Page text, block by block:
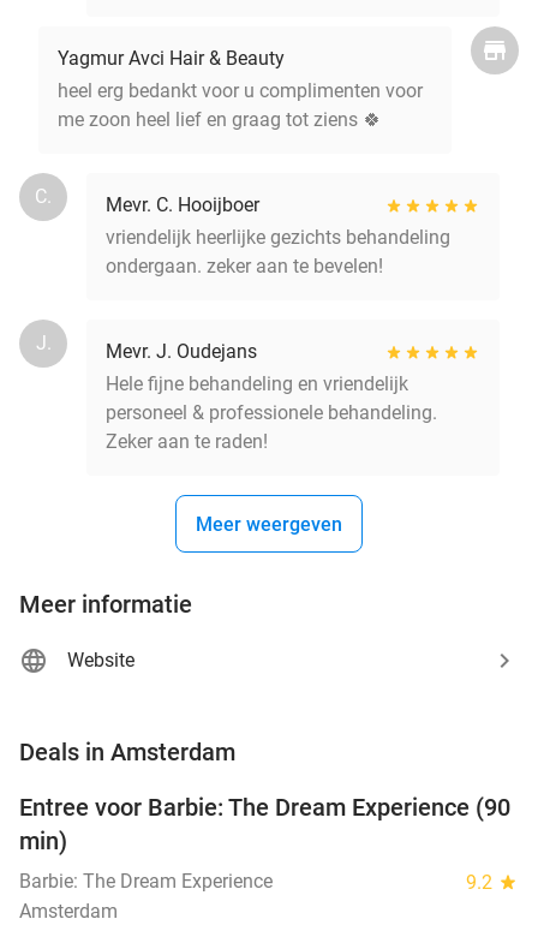
Yagmur Avci Hair & Beauty
heel erg bedankt voor u complimenten voor
me zoon heel lief en graag tot ziens 🍀
C.
Mevr. C. Hooijboer
vriendelijk heerlijke gezichts behandeling
ondergaan. zeker aan te bevelen!
J.
Mevr. J. Oudejans
Hele fijne behandeling en vriendelijk
personeel & professionele behandeling.
Zeker aan te raden!
Meer weergeven
Meer informatie
Website
Deals in Amsterdam
30%
Entree voor Barbie: The Dream Experience (90
min)
Barbie: The Dream Experience 9.2 star
Amsterdam